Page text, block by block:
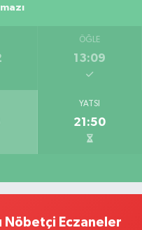
ÖĞLE
13:09
YATSI
21:50
Nöbetçi Eczaneler